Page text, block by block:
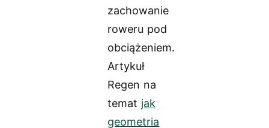
zachowanie
roweru pod
obciążeniem.
Artykuł
Regen na
temat jak
geometria